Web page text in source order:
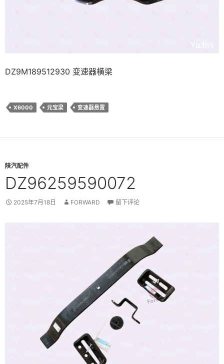
DZ9M189512930 变速器横梁
X6000 元宝梁 变速器悬置
陕汽配件
DZ96259590072
2025年7月18日 FORWARD 留下评论